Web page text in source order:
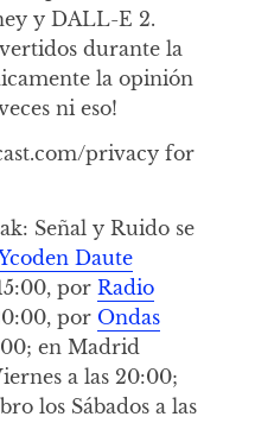
y DALL-E 2.
durante la
la opinión
ni eso!
privacy for
Señal y Ruido se
Daute
por Radio
por Ondas
en Madrid
a las 20:00;
los Sábados a las